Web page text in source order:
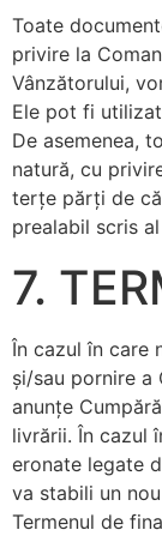
Toate
privire la
Vânzătorului,
Ele pot fi
De asemenea,
natură, cu
terţe părţi de
prealabil scris
7.
În cazul în care
şi/sau pornire a
anunţe
livrării. În cazul
eronate legate
va stabili un
Termenul de